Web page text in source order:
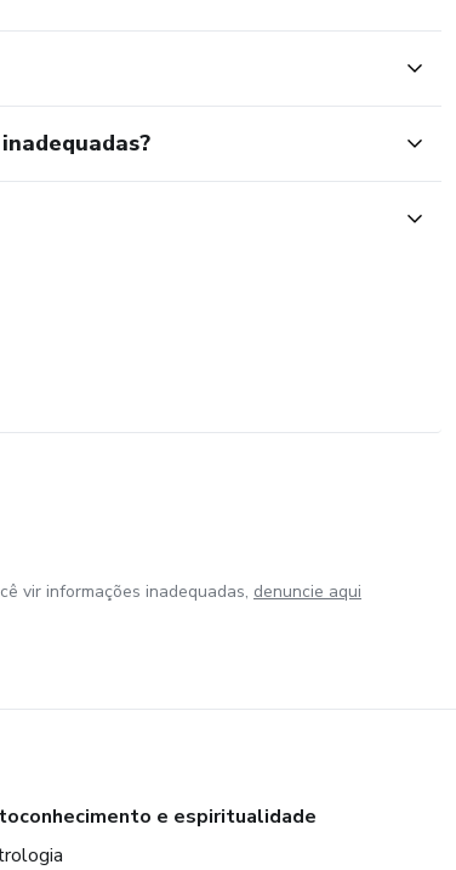
vir informações inadequadas, denuncie aqui
e espiritualidade